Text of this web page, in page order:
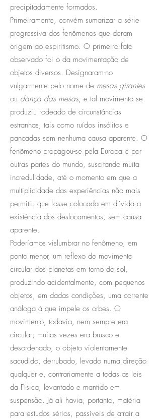
precipitadamente formados.
Primeiramente, convém sumarizar a série
progressiva dos fenômenos que deram
origem ao espiritismo. O primeiro fato
observado foi o da movimentação de
objetos diversos. Designaram-no
vulgarmente pelo nome de mesas girantes
ou dança das mesas, e tal movimento se
produziu rodeado de circunstâncias
estranhas, tais como ruídos insólitos e
pancadas sem nenhuma causa aparente. O
fenômeno propagou-se pela Europa e por
outras partes do mundo, suscitando muita
incredulidade, até o momento em que a
multiplicidade das experiências não mais
permitiu que fosse colocada em dúvida a
existência dos deslocamentos, sem causa
aparente.
Poderíamos vislumbrar no fenômeno, em
ponto menor, um reflexo do movimento
circular dos planetas em torno do sol,
produzindo acidentalmente, com pequenos
objetos, em dadas condições, uma corrente
análoga à que impele os orbes. O
movimento, todavia, nem sempre era
circular; muitas vezes era brusco e
desordenado, o objeto violentamente
sacudido, derrubado, levado numa direção
qualquer e, contrariamente a todas as leis
da Física, levantado e mantido em
suspensão. Já ali havia, portanto, matéria
para estudos sérios, passíveis de atrair a